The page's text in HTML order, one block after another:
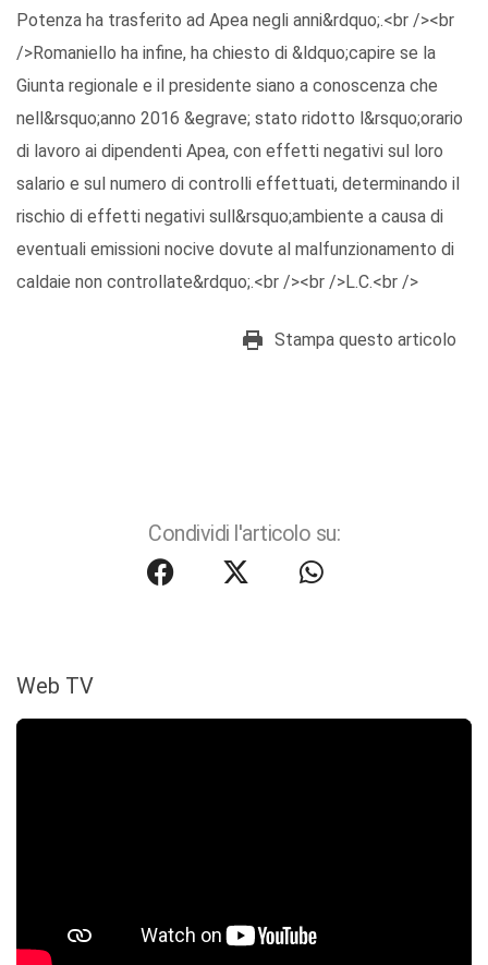
Potenza ha trasferito ad Apea negli anni&rdquo;.<br /><br
/>Romaniello ha infine, ha chiesto di &ldquo;capire se la
Giunta regionale e il presidente siano a conoscenza che
nell&rsquo;anno 2016 &egrave; stato ridotto l&rsquo;orario
di lavoro ai dipendenti Apea, con effetti negativi sul loro
salario e sul numero di controlli effettuati, determinando il
rischio di effetti negativi sull&rsquo;ambiente a causa di
eventuali emissioni nocive dovute al malfunzionamento di
caldaie non controllate&rdquo;.<br /><br />L.C.<br />
Stampa questo articolo
Condividi l'articolo su:
Web TV